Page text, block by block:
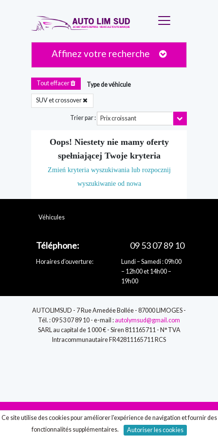
Affinez votre recherche
Tout effacer Type de véhicule
SUV et crossover
Trier par : Prix croissant
Oops! Niestety nie mamy oferty
spełniającej Twoje kryteria
Zmień kryteria wyszukiwania lub rozpocznij
wyszukiwanie od nowa
Véhicules
Téléphone: 09 53 07 89 10
Horaires d’ouverture:
Lundi – Samedi : 09h00
– 12h00 et 14h00 –
19h00
AUTOLIMSUD - 7 Rue Amedée Bollée - 87000 LIMOGES -
Tél. : 09 53 07 89 10 - e-mail :autolymsud@gmail.com
SARL au capital de 1 000 € - Siren 811165711 - N° TVA
Intracommunautaire FR42811165711 RCS
09 53 07 89 10
Ce site utilise des cookies pour améliorer l'expérience de navigation et fournir des
fonctionnalités supplémentaires.
Autoriser les cookies